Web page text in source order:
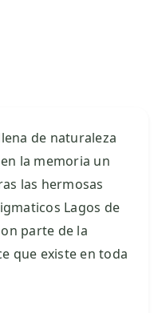
de naturaleza
la memoria un
las hermosas
Lagos de
parte de la
que existe en toda